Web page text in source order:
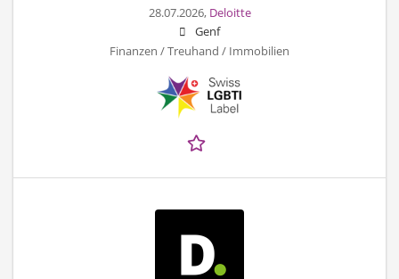
28.07.2026, Deloitte
Genf
Finanzen / Treuhand / Immobilien